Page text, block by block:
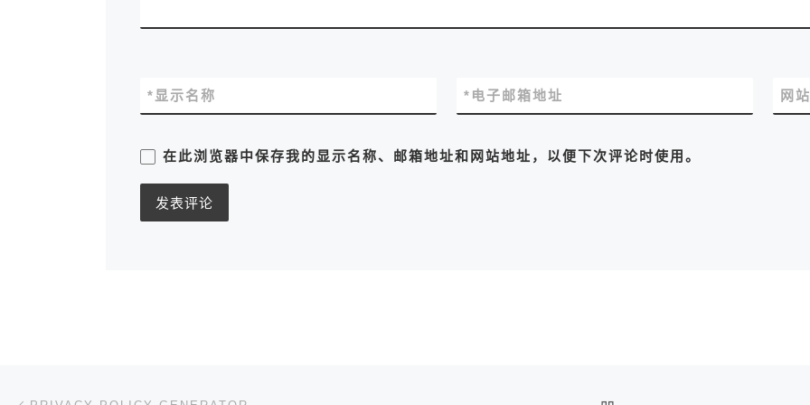
显示名称
* 电子邮箱地址
* 网
在此浏览器中保存我的显示名称、邮箱地址和网站地址，以便下次评论时使用。
文章导航